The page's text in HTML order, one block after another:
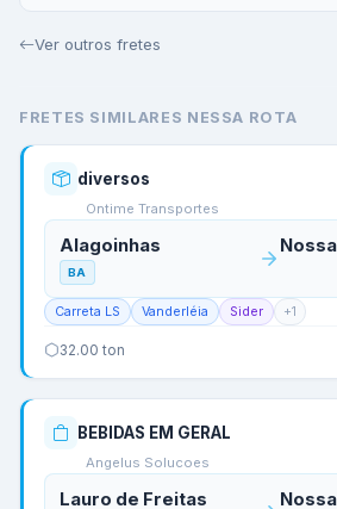
Ver outros fretes
FRETES SIMILARES NESSA ROTA
diversos
Ontime Transportes
Alagoinhas
BA
Carreta LS Vanderléia Sider +1
32.00 ton
BEBIDAS EM GERAL
Angelus Solucoes
Lauro de Freitas